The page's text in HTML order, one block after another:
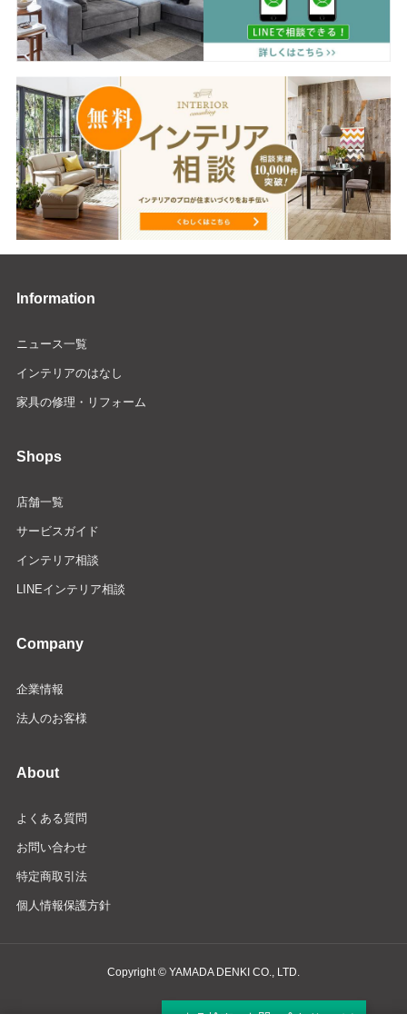
Information
ニュース一覧
インテリアのはなし
家具の修理・リフォーム
Shops
店舗一覧
サービスガイド
インテリア相談
LINEインテリア相談
Company
企業情報
法人のお客様
About
よくある質問
お問い合わせ
特定商取引法
個人情報保護方針
Copyright © YAMADA DENKI CO., LTD.
商品検索・お問い合わせ